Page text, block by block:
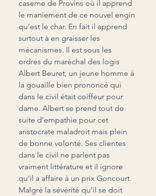
caserne de Provins où il apprend
le maniement de ce nouvel engin
qu’est le char. En fait il apprend
surtout à en graisser les
mécanismes. Il est sous les
ordres du maréchal des logis
Albert Beuret, un jeune homme à
la gouaille bien prononcé qui
dans le civil était coiffeur pour
dame. Albert se prend tout de
suite d’empathie pour cet
aristocrate maladroit mais plein
de bonne volonté. Ses clientes
dans le civil ne parlent pas
vraiment littérature et il ignore
qu’il a affaire à un prix Goncourt.
Malgré la sévérité qu’il se doit